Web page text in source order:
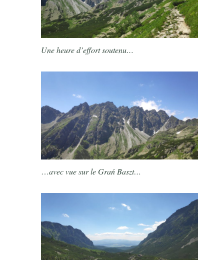
Une heure d’effort soutenu…
…avec vue sur leGrań Baszt…